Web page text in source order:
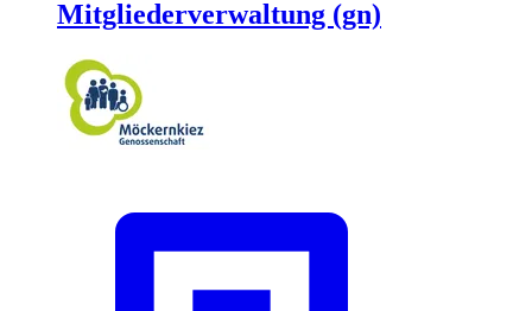
Mitgliederverwaltung (gn)